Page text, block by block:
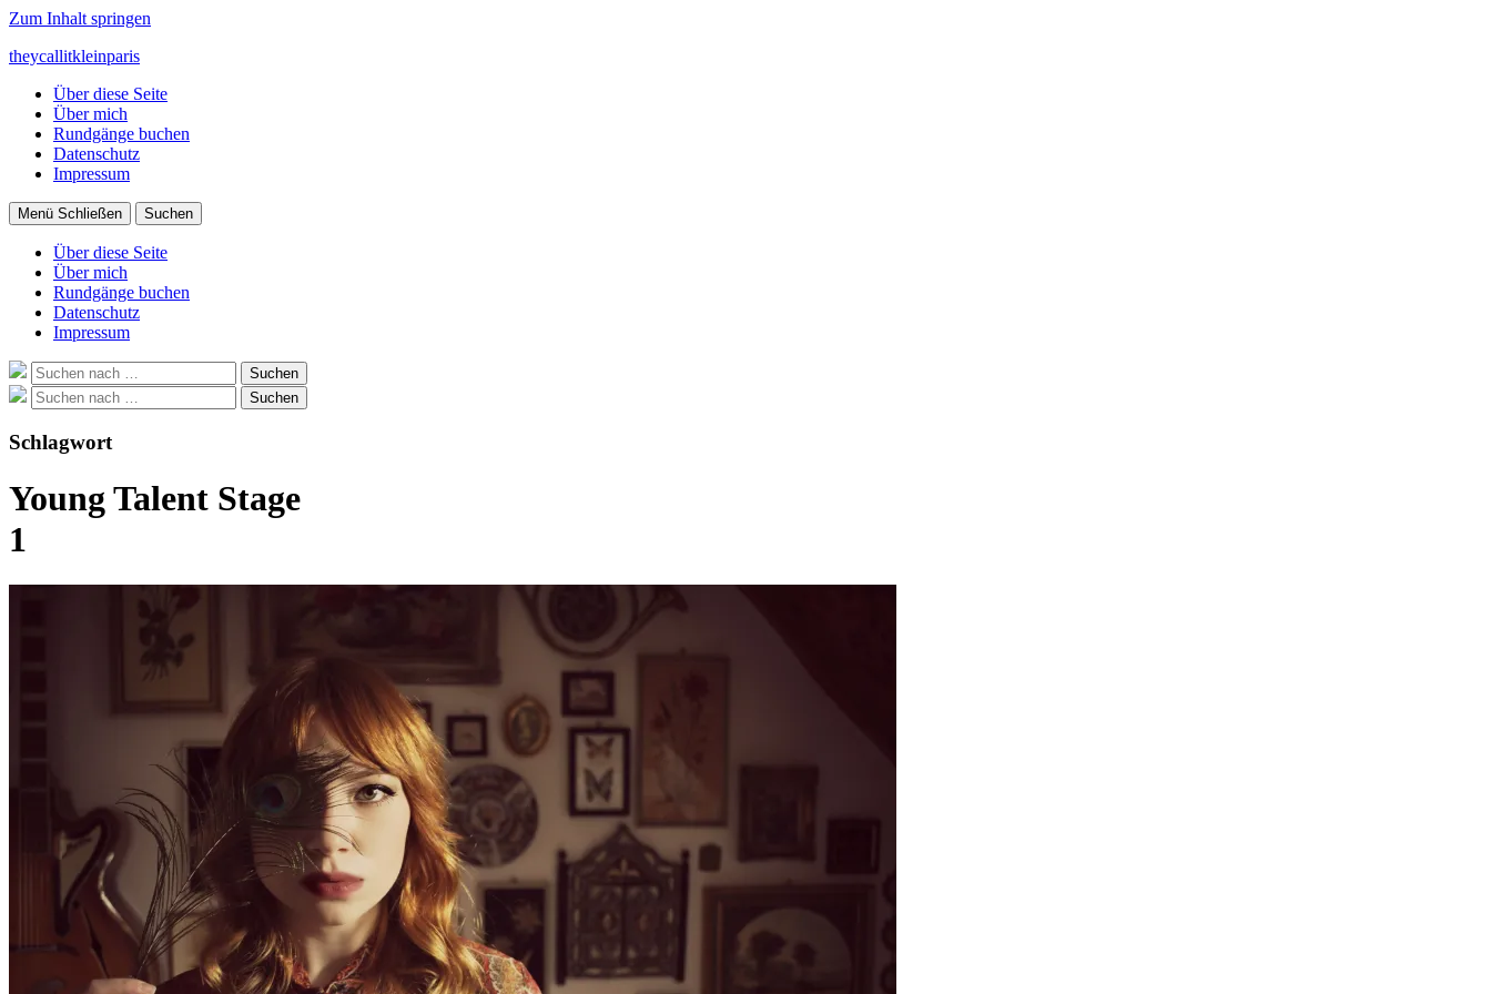
Zum Inhalt springen
theycallitkleinparis
Über diese Seite
Über mich
Rundgänge buchen
Datenschutz
Impressum
Menü Schließen Suchen
Über diese Seite
Über mich
Rundgänge buchen
Datenschutz
Impressum
Suche
nach:
Suchen
Suche
nach:
Suchen
Schlagwort
Young Talent Stage
1